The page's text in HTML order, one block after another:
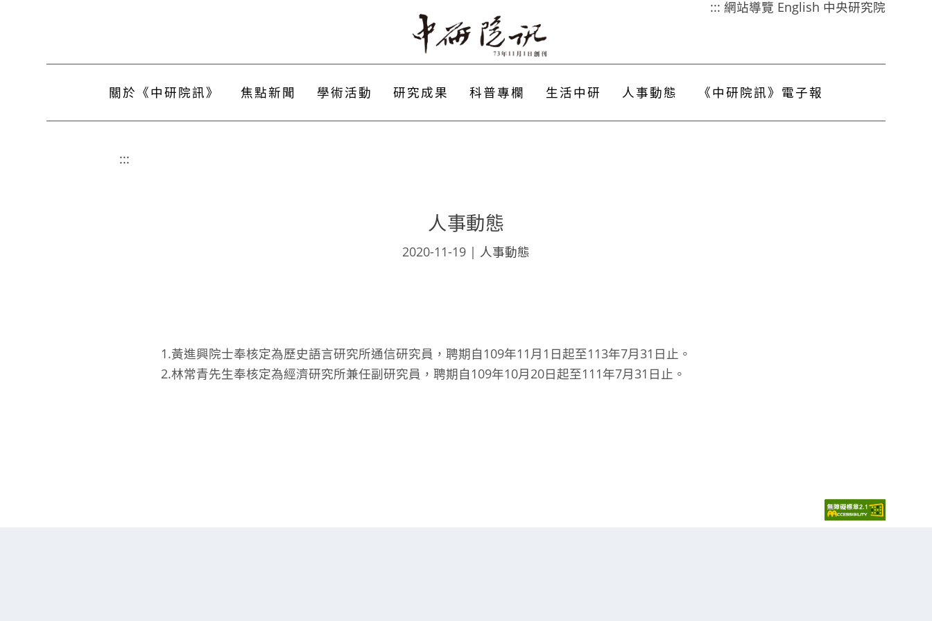
::: 網站導覽 English 中央研究院
關於《中研院訊》 焦點新聞 學術活動 研究成果 科普專欄 生活中研 人事動態 《中研院訊》電子報
:::
人事動態
2020-11-19 | 人事動態
1.黃進興院士奉核定為歷史語言研究所通信研究員，聘期自109年11月1日起至113年7月31日止。
2.林常青先生奉核定為經濟研究所兼任副研究員，聘期自109年10月20日起至111年7月31日止。